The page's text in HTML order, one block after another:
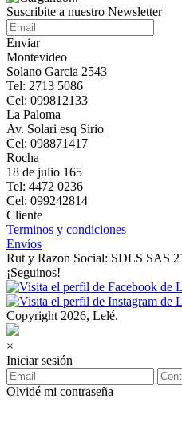
Suscribite a nuestro Newsletter
Enviar
Montevideo
Solano Garcia 2543
Tel: 2713 5086
Cel: 099812133
La Paloma
Av. Solari esq Sirio
Cel: 098871417
Rocha
18 de julio 165
Tel: 4472 0236
Cel: 099242814
Cliente
Terminos y condiciones
Envíos
Rut y Razon Social: SDLS SAS
¡Seguinos!
Copyright 2026, Lelé.
×
Iniciar sesión
Olvidé mi contraseña